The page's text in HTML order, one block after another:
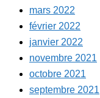
mars 2022
février 2022
janvier 2022
novembre 2021
octobre 2021
septembre 2021